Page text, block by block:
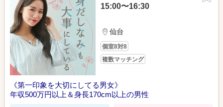
15:00〜16:30
仙台
個室8対8
複数マッチング
《第一印象を大切にしてる男女》
年収500万円以上＆身長170cm以上の男性